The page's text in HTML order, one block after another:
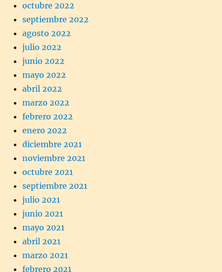
octubre 2022
septiembre 2022
agosto 2022
julio 2022
junio 2022
mayo 2022
abril 2022
marzo 2022
febrero 2022
enero 2022
diciembre 2021
noviembre 2021
octubre 2021
septiembre 2021
julio 2021
junio 2021
mayo 2021
abril 2021
marzo 2021
febrero 2021